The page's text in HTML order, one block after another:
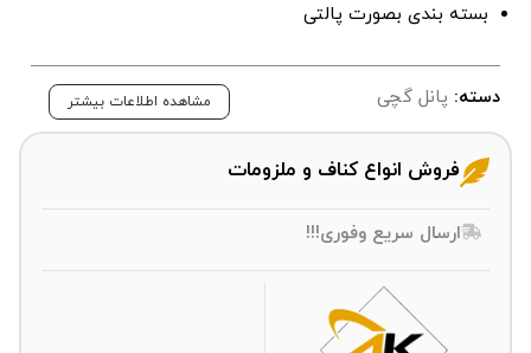
بسته بندی بصورت پالتی
دسته: پانل گچی مشاهده اطلاعات بیشتر
فروش انواع کناف و ملزومات
ارسال سریع وفوری!!!